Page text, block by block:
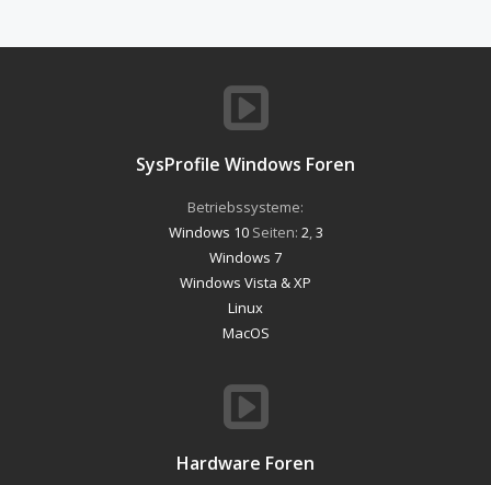
SysProfile Windows Foren
Betriebssysteme:
Windows 10Seiten: 2 3
Windows 7
Windows Vista & XP
Linux
MacOS
Hardware Foren